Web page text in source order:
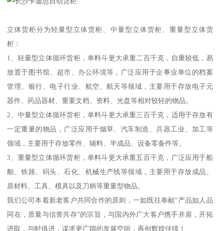
立体货柜分为轻量型立体货柜、中量型立体货柜、重量型立体货
柜：
1、轻量型立体循环货柜，单料斗更大承重二百千克，自重较低，易
放置于图书馆、超市、办公环境等，广泛应用于企事业单位的档案
管理、银行、电子行业、航空、航天等领域，主要用于存放电子元
器件、药品器材、重要文档、资料、光盘等相对较轻的物品。
2、中量型立体循环货柜，单料斗更大承重三百千克，适用于存放有
一定重量的物品，广泛应用于烟草、汽车制造、兵器工业、加工等
领域，主要用于存放零件、辅料、半成品、设备零备件等。
3、重量型立体循环货柜，单料斗更大承重五百千克，广泛应用于船
舶、铁路、码头、石化、机械生产线等领域，主要用于存放成品、
原材料、工具、模具以及刀柄等重量型物品。
我们公司本着新老客户共同合作的原则，一如既往奉献“产品如人品
同在，质量与信誉共存”的宗旨，与国内外广大客户携手并肩，开拓
进取，与时俱进，谋求更广阔的发展空间，再创辉煌佳绩！